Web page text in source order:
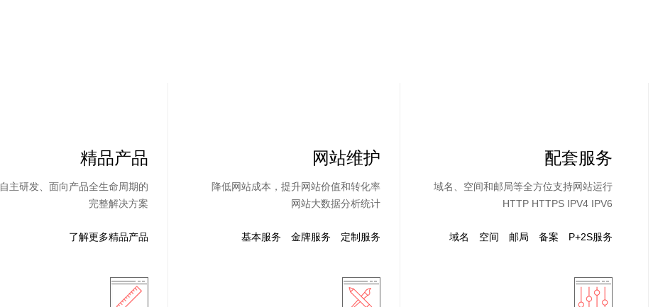
精品产品
自主研发、面向产品全生命周期的
完整解决方案
了解更多精品产品
网站维护
降低网站成本，提升网站价值和转化率
网站大数据分析统计
基本服务 金牌服务 定制服务
配套服务
域名、空间和邮局等全方位支持网站运行
HTTP HTTPS IPV4 IPV6
域名 空间 邮局 备案 P+2S服务